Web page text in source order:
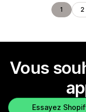
1 2
Vous
Essayez